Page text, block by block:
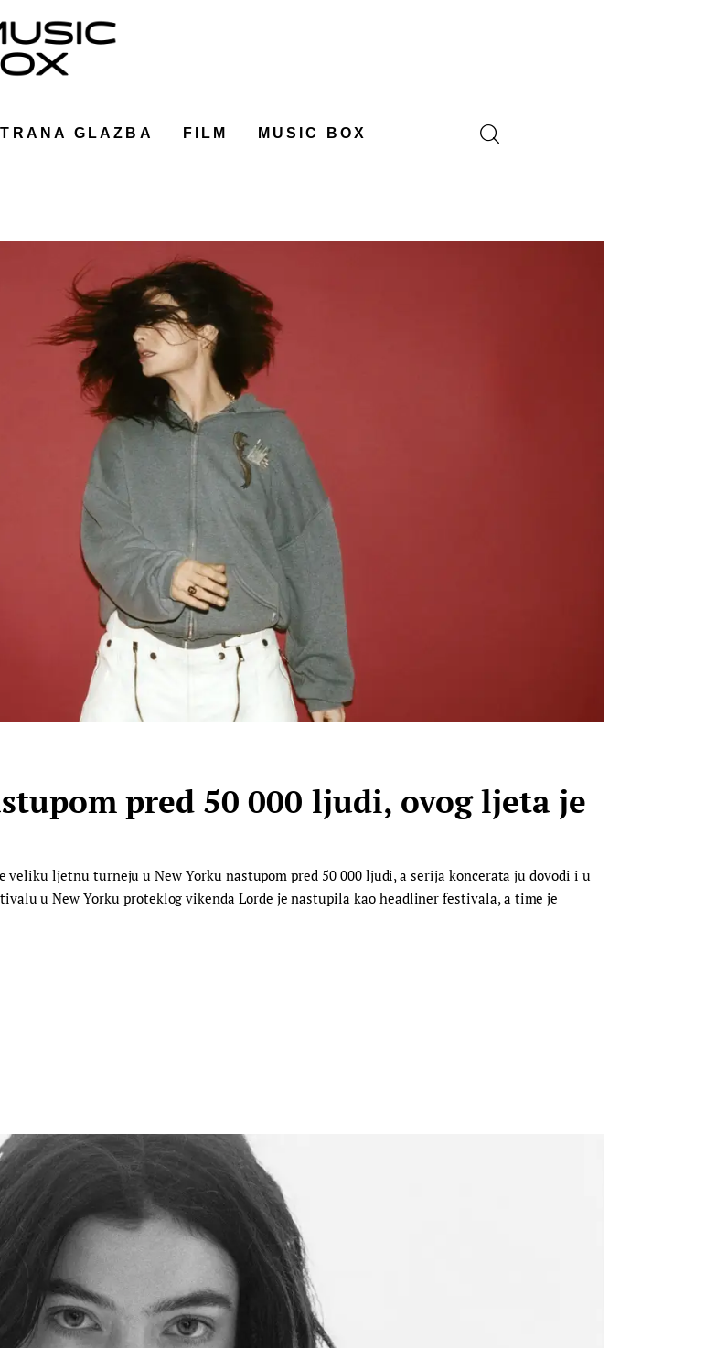
GLAZBA FILM MUSIC BOX
pred 50 000 ljudi, ovog ljeta je
veliku ljetnu turneju u New Yorku nastupom pred 50 000 ljudi, a serija koncerata ju dovodi i u
u New Yorku proteklog vikenda Lorde je nastupila kao headliner festivala, a time je